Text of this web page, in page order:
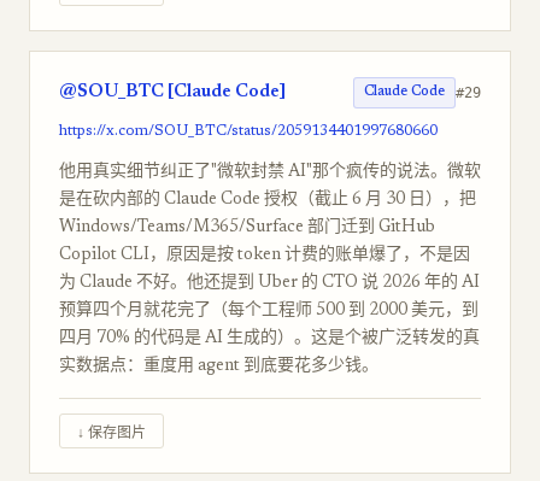
@SOU_BTC [Claude Code] Claude Code #29
https://x.com/SOU_BTC/status/2059134401997680660
他用真实细节纠正了"微软封禁 AI"那个疯传的说法。微软
是在砍内部的 Claude Code 授权（截止 6 月 30 日），把
Windows/Teams/M365/Surface 部门迁到 GitHub
Copilot CLI，原因是按 token 计费的账单爆了，不是因
为 Claude 不好。他还提到 Uber 的 CTO 说 2026 年的 AI
预算四个月就花完了（每个工程师 500 到 2000 美元，到
四月 70% 的代码是 AI 生成的）。这是个被广泛转发的真
实数据点：重度用 agent 到底要花多少钱。
↓ 保存图片